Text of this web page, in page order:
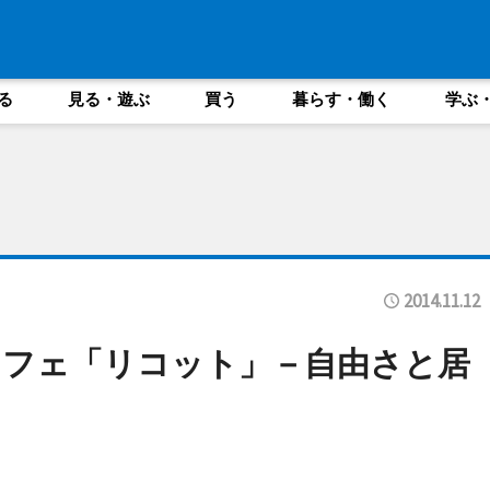
見る・遊ぶ 買う 暮らす・働く 学ぶ
2014.11.12
ェ「リコット」－自由さと居